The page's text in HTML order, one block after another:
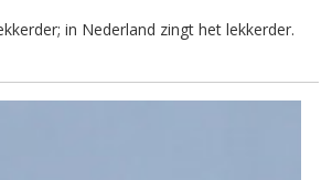
in Nederland zingt het lekkerder.